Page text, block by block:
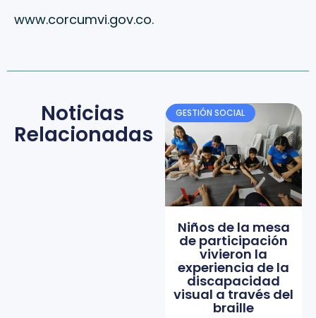
www.corcumvi.gov.co.
Noticias
Relacionadas
GESTIÓN SOCIAL
Niños de la mesa
de participación
vivieron la
experiencia de la
discapacidad
visual a través del
braille